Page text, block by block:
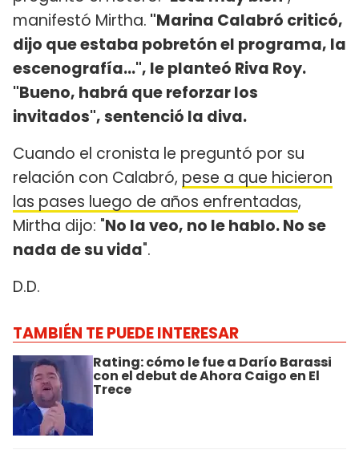
manifestó Mirtha. "Marina Calabró criticó,
dijo que estaba pobretón el programa, la
escenografía...", le planteó Riva Roy.
"Bueno, habrá que reforzar los
invitados", sentenció la diva.
Cuando el cronista le preguntó por su
relación con Calabró, pese a que hicieron
las pases luego de años enfrentadas,
Mirtha dijo: "No la veo, no le hablo. No se
nada de su vida".
D.D.
TAMBIÉN TE PUEDE INTERESAR
Rating: cómo le fue a Darío Barassi
con el debut de Ahora Caigo en El
Trece